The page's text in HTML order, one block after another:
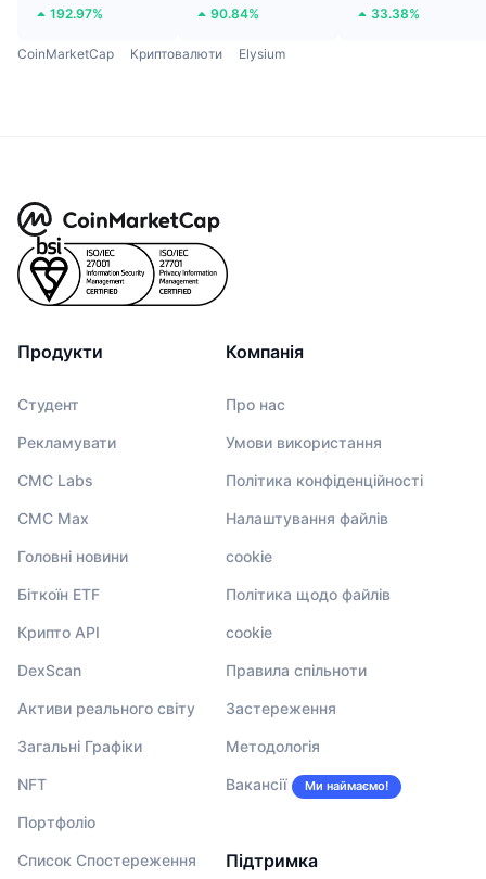
192.97% 90.84% 33.38%
CoinMarketCap Криптовалюти Elysium
Продукти
Студент
Рекламувати
CMC Labs
CMC Max
Головні новини
Біткоїн ETF
Крипто API
DexScan
Активи реального світу
Загальні Графіки
NFT
Портфоліо
Список Спостереження
Компанія
Про нас
Умови використання
Політика конфіденційності
Налаштування файлів
cookie
Політика щодо файлів
cookie
Правила спільноти
Застереження
Методологія
Вакансії Ми наймаємо!
Підтримка